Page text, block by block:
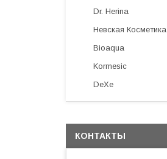
Dr. Herina
Невская Косметика
Bioaqua
Kormesic
DeXe
КОНТАКТЫ